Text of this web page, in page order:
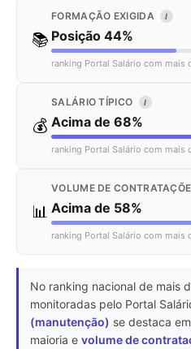
📚
FORMAÇÃO EXIGIDA I
Posição 44%
ranking Portal Salário com mais
💰
SALÁRIO TÍPICO I
Acima de 68%
ranking Portal Salário com mais
📊
VOLUME DE
Acima de 58%
ranking Portal Salário com mais
No ranking nacional de mais
monitoradas pelo Portal
(manutenção) se destaca em
maioria e volume de